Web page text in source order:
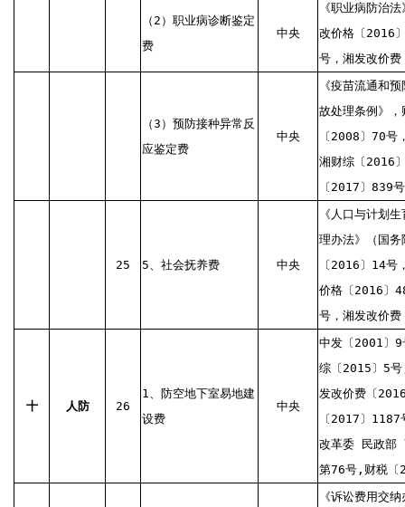
（2）职业病诊断鉴定
费
中央
《职业病防治
改价格〔2016
号，湘发改价
（3）预防接种异常反
应鉴定费
中央
《疫苗流通和
故处理条例》
〔2008〕70号
湘财综〔2016
〔2017〕839号
25 5、社会抚养费 中央
《人口与计划
理办法》（国
〔2016〕14号
价格〔2016〕
号，湘发改价
十 人防 26
1、防空地下室易地建
设费
中央
中发〔2001〕
综〔2015〕5
发改价费〔
〔2017〕
改革委 民政部
第76号,财税〔
《诉讼费用交